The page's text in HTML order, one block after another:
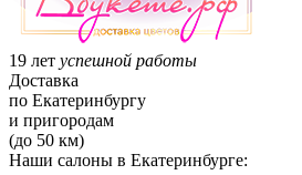
19 лет успешной работы
Доставка
по Екатеринбургу
и пригородам
(до 50 км)
Наши салоны в Екатеринбурге: